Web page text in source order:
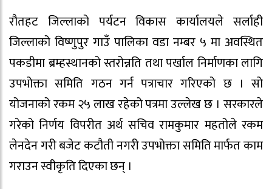
रौतहट जिल्लाको पर्यटन विकास कार्यालयले सर्लाही
जिल्लाको विष्णुपुर गाउँ पालिका वडा नम्बर ५ मा अवस्थित
पकडीमा ब्रम्हस्थानको स्तरोन्नति तथा पर्खाल निर्माणका लागि
उपभोक्ता समिति गठन गर्न पत्राचार गरिएको छ । सो
योजनाको रकम २५ लाख रहेको पत्रमा उल्लेख छ । सरकारले
गरेको निर्णय विपरीत अर्थ सचिव रामकुमार महतोले रकम
लेनदेन गरी बजेट कटौती नगरी उपभोक्ता समिति मार्फत काम
गराउन स्वीकृति दिएका छन् ।